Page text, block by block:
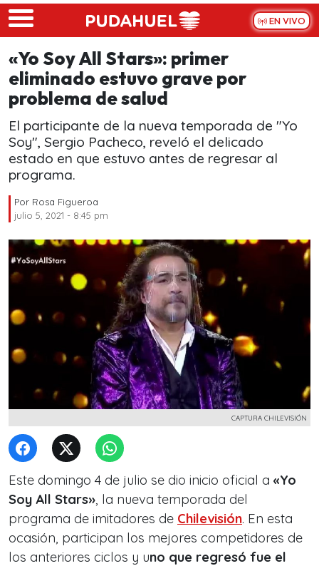
Skip to main content
EN VIVO
«Yo Soy All Stars»: primer
eliminado estuvo grave por
problema de salud
El participante de la nueva temporada de "Yo
Soy", Sergio Pacheco, reveló el delicado
estado en que estuvo antes de regresar al
programa.
Por Rosa Figueroa
julio 5, 2021 - 8:45 pm
CAPTURA CHILEVISIÓN
Este domingo 4 de julio se dio inicio oficial a «Yo
Soy All Stars», la nueva temporada del
programa de imitadores de Chilevisión. En esta
ocasión, participan los mejores competidores de
los anteriores ciclos y uno que regresó fue el